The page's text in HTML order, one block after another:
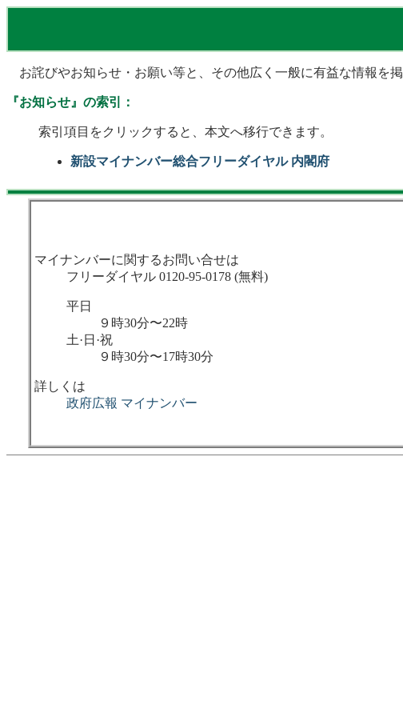
お詫びやお知らせ・お願い等と、その他広く一般に有益な情報を
『お知らせ』の索引：
索引項目をクリックすると、本文へ移行できます。
新設マイナンバー総合フリーダイヤル 内閣府
マイナンバーに関するお問い合せは
フリーダイヤル 0120-95-0178 (無料)
平日
９時30分〜22時
土·日·祝
９時30分〜17時30分
詳しくは
政府広報 マイナンバー